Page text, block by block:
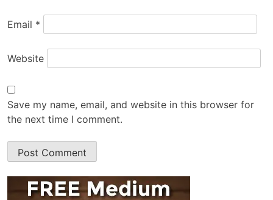
Email *
Website
Save my name, email, and website in this browser for
the next time I comment.